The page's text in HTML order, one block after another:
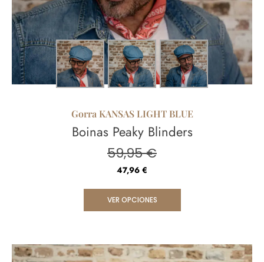
Gorra KANSAS LIGHT BLUE
Boinas Peaky Blinders
59,95€
47,96 €
VER OPCIONES